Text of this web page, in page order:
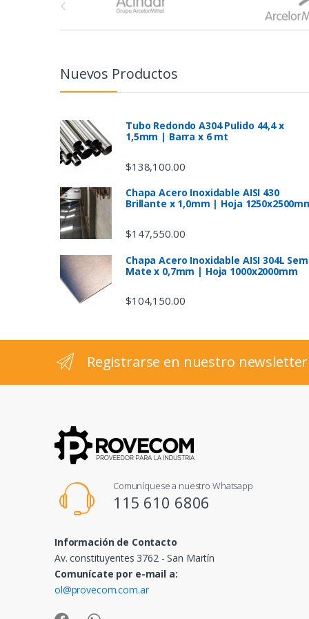
Nuevos Productos
Tubo Redondo A304 Pulido 44,4 x
1,5mm | Barra x 6 mt
$138,100.00
Chapa Acero Inoxidable AISI 430
Brillante x 1,0mm | Hoja
$147,550.00
Chapa Acero Inoxidable AISI 304L
Mate x 0,7mm | Hoja 1000x2000mm
$104,150.00
Registrarse en nuestro newsletter
Comuníquese a nuestro Whatsapp
115 610 6806
Información de Contacto
Av. constituyentes 3762 - San Martín
Comunícate por e-mail a:
ol@provecom.com.ar